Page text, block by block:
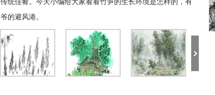
传统佳肴。今天小编给大家看看竹笋的生长环境是怎样的，有
的避风港。